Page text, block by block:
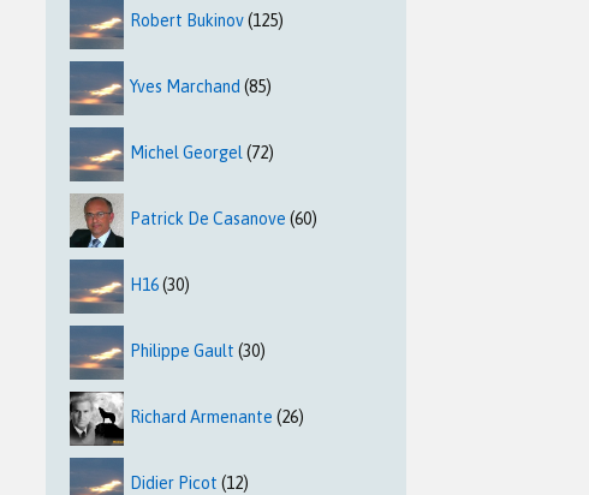
Robert Bukinov(125)
Yves Marchand (85)
Michel Georgel (72)
Patrick De Casanove (60)
H16(30)
Philippe Gault (30)
Richard Armenante (26)
Didier Picot (12)